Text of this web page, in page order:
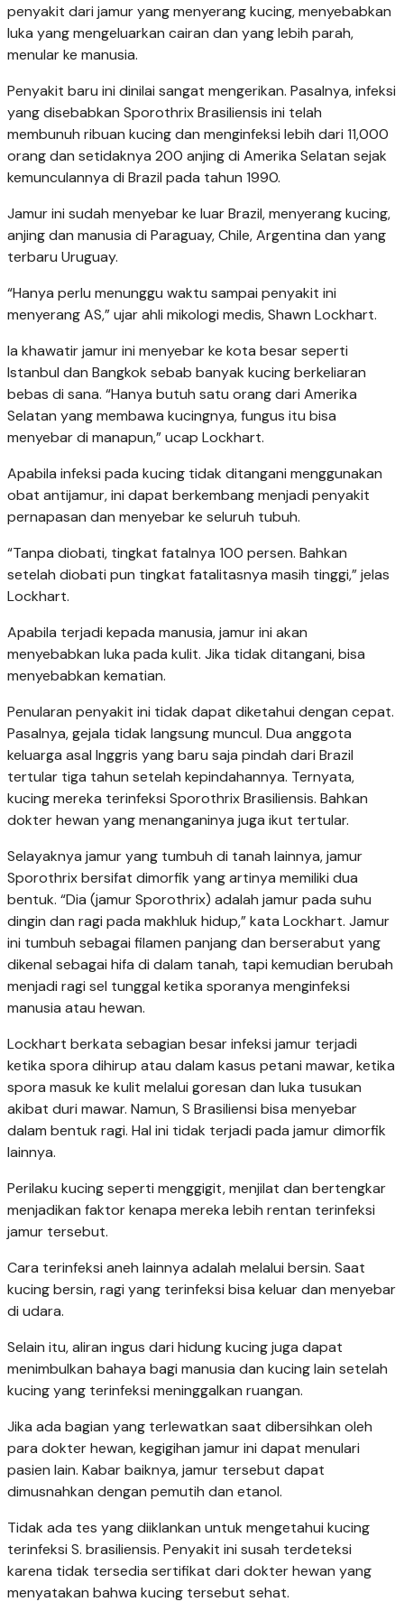
penyakit dari jamur yang menyerang kucing, menyebabkan
luka yang mengeluarkan cairan dan yang lebih parah,
menular ke manusia.
Penyakit baru ini dinilai sangat mengerikan. Pasalnya, infeksi
yang disebabkan Sporothrix Brasiliensis ini telah
membunuh ribuan kucing dan menginfeksi lebih dari 11,000
orang dan setidaknya 200 anjing di Amerika Selatan sejak
kemunculannya di Brazil pada tahun 1990.
Jamur ini sudah menyebar ke luar Brazil, menyerang kucing,
anjing dan manusia di Paraguay, Chile, Argentina dan yang
terbaru Uruguay.
“Hanya perlu menunggu waktu sampai penyakit ini
menyerang AS,” ujar ahli mikologi medis, Shawn Lockhart.
Ia khawatir jamur ini menyebar ke kota besar seperti
Istanbul dan Bangkok sebab banyak kucing berkeliaran
bebas di sana. “Hanya butuh satu orang dari Amerika
Selatan yang membawa kucingnya, fungus itu bisa
menyebar di manapun,” ucap Lockhart.
Apabila infeksi pada kucing tidak ditangani menggunakan
obat antijamur, ini dapat berkembang menjadi penyakit
pernapasan dan menyebar ke seluruh tubuh.
“Tanpa diobati, tingkat fatalnya 100 persen. Bahkan
setelah diobati pun tingkat fatalitasnya masih tinggi,” jelas
Lockhart.
Apabila terjadi kepada manusia, jamur ini akan
menyebabkan luka pada kulit. Jika tidak ditangani, bisa
menyebabkan kematian.
Penularan penyakit ini tidak dapat diketahui dengan cepat.
Pasalnya, gejala tidak langsung muncul. Dua anggota
keluarga asal Inggris yang baru saja pindah dari Brazil
tertular tiga tahun setelah kepindahannya. Ternyata,
kucing mereka terinfeksi Sporothrix Brasiliensis. Bahkan
dokter hewan yang menanganinya juga ikut tertular.
Selayaknya jamur yang tumbuh di tanah lainnya, jamur
Sporothrix bersifat dimorfik yang artinya memiliki dua
bentuk. “Dia (jamur Sporothrix) adalah jamur pada suhu
dingin dan ragi pada makhluk hidup,” kata Lockhart. Jamur
ini tumbuh sebagai filamen panjang dan berserabut yang
dikenal sebagai hifa di dalam tanah, tapi kemudian berubah
menjadi ragi sel tunggal ketika sporanya menginfeksi
manusia atau hewan.
Lockhart berkata sebagian besar infeksi jamur terjadi
ketika spora dihirup atau dalam kasus petani mawar, ketika
spora masuk ke kulit melalui goresan dan luka tusukan
akibat duri mawar. Namun, S Brasiliensi bisa menyebar
dalam bentuk ragi. Hal ini tidak terjadi pada jamur dimorfik
lainnya.
Perilaku kucing seperti menggigit, menjilat dan bertengkar
menjadikan faktor kenapa mereka lebih rentan terinfeksi
jamur tersebut.
Cara terinfeksi aneh lainnya adalah melalui bersin. Saat
kucing bersin, ragi yang terinfeksi bisa keluar dan menyebar
di udara.
Selain itu, aliran ingus dari hidung kucing juga dapat
menimbulkan bahaya bagi manusia dan kucing lain setelah
kucing yang terinfeksi meninggalkan ruangan.
Jika ada bagian yang terlewatkan saat dibersihkan oleh
para dokter hewan, kegigihan jamur ini dapat menulari
pasien lain. Kabar baiknya, jamur tersebut dapat
dimusnahkan dengan pemutih dan etanol.
Tidak ada tes yang diiklankan untuk mengetahui kucing
terinfeksi S. brasiliensis. Penyakit ini susah terdeteksi
karena tidak tersedia sertifikat dari dokter hewan yang
menyatakan bahwa kucing tersebut sehat.